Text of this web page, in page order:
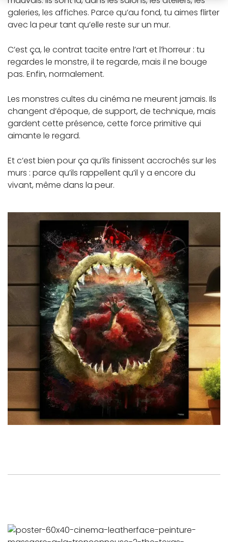
galeries, les affiches. Parce qu’au fond, tu aimes flirter
avec la peur tant qu’elle reste sur un mur.
C’est ça, le contrat tacite entre l’art et l’horreur : tu
regardes le monstre, il te regarde, mais il ne bouge
pas. Enfin, normalement.
Les monstres cultes du cinéma ne meurent jamais. Ils
changent d’époque, de support, de technique, mais
gardent cette présence, cette force primitive qui
aimante le regard.
Et c’est bien pour ça qu’ils finissent accrochés sur les
murs : parce qu’ils rappellent qu’il y a encore du
vivant, même dans la peur.